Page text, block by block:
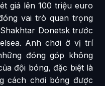
giá lên 100 triệu euro
vai trò quan trọng
Donetsk trước
Anh chơi ở vị trí
đóng góp không
đội bóng, đặc biệt là
cách chơi bóng được